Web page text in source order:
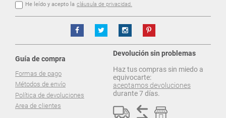
He leído y acepto la cláusula de privacidad.
Guía de compra
Formas de pago
Métodos de envío
Política de devoluciones
Area de clientes
Devolución sin problemas
Haz tus compras sin miedo a
equivocarte:
aceptamos devoluciones
durante 7 días.